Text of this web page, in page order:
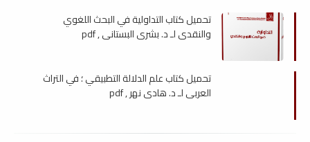
تحميل كتاب التداولية في البحث اللغوي
والنقدي لـ د. بشرى البستاني , pdf
تحميل كتاب علم الدلالة التطبيقي ؛ في التراث
العربي لـ د. هادي نهر , pdf